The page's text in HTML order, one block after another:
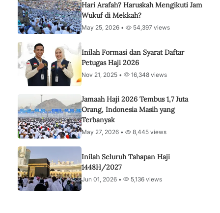
Hari Arafah? Haruskah Mengikuti Jam
Wukuf di Mekkah?
May 25, 2026 • 54,397 views
Inilah Formasi dan Syarat Daftar
Petugas Haji 2026
Nov 21, 2025 • 16,348 views
Jamaah Haji 2026 Tembus 1,7 Juta
Orang, Indonesia Masih yang
Terbanyak
May 27, 2026 • 8,445 views
Inilah Seluruh Tahapan Haji
1448H/2027
Jun 01, 2026 • 5,136 views